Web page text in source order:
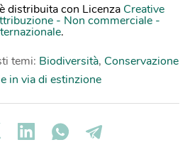
distribuita con Licenza Creative
- Non commerciale -
.
temi: Biodiversità, Conservazione
in via di estinzione